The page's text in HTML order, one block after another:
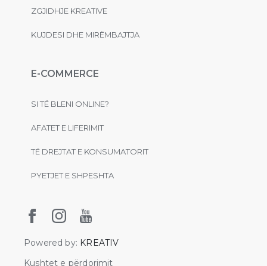
ZGJIDHJE KREATIVE
KUJDESI DHE MIRËMBAJTJA
E-COMMERCE
SI TË BLENI ONLINE?
AFATET E LIFERIMIT
TË DREJTAT E KONSUMATORIT
PYETJET E SHPESHTA
Powered by: KREATIV
Kushtet e përdorimit